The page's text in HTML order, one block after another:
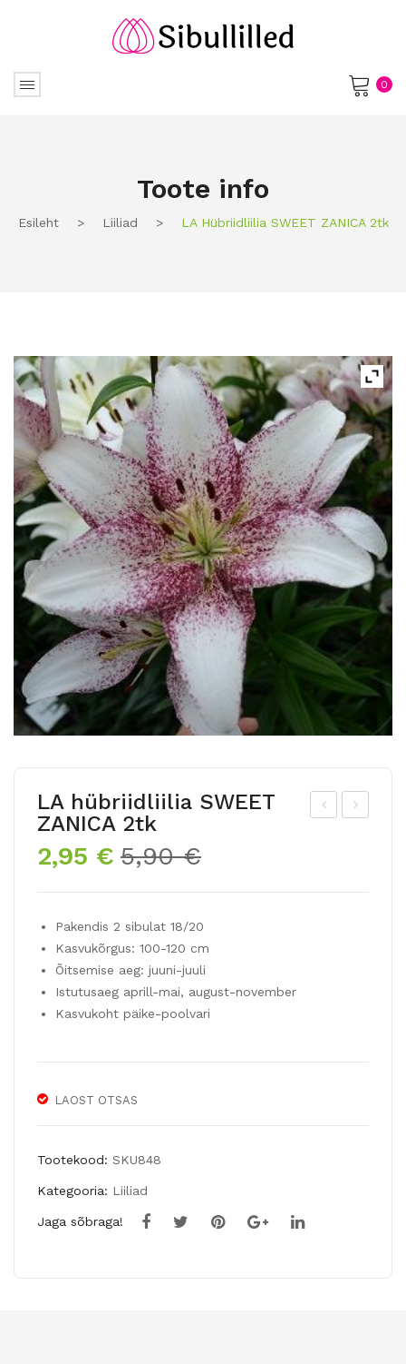
0
Toote info
Esileht > Liiliad > LA Hübriidliilia SWEET ZANICA 2tk
LA hübriidliilia SWEET
ZANICA 2tk
5,90€Algne
5,90 €.
2,95 €
Praegune
2,95 €.
Pakendis 2 sibulat 18/20
Kasvukõrgus: 100-120 cm
Õitsemise aeg: juuni-juuli
Istutusaeg aprill-mai, august-november
Kasvukoht päike-poolvari
LAOST OTSAS
Tootekood: SKU848
Kategooria: Liiliad
Jaga sõbraga!